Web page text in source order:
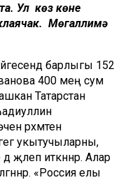
Ул көз көне
Мөгаллимә
барлыгы 152
400 мең сум
Татарстан
рәхмәтен
укытучыларны,
җәлеп иткәннәр. Алар
«Россия елы